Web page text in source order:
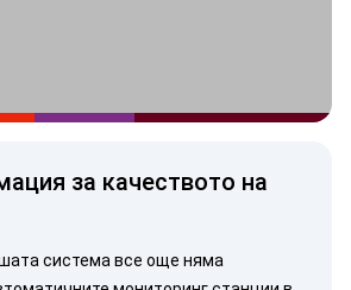
за качеството на
система все още няма